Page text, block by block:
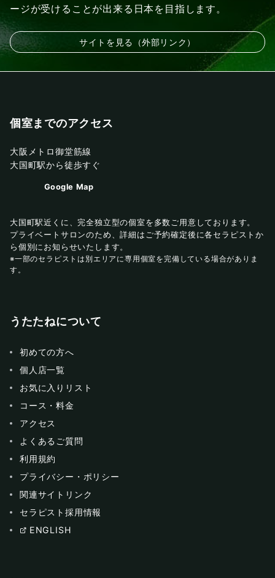
ージが受けることが出来る日本を目指します。
サイトを見る（外部リンク）
個室までのアクセス
大阪メトロ御堂筋線
大国町駅から徒歩すぐ
Google Map
大国町駅近くに、完全独立型の個室を多数ご用意しております。
プライベートサロンのため、詳細はご予約確定後に各セラピストか
ら個別にお知らせいたします。
※一部のセラピストは別エリアに専用個室を完備している場合がありま
す。
うたたねについて
初めての方へ
個人店一覧
お気に入りリスト
コース・料金
アクセス
よくあるご質問
利用規約
プライバシー・ポリシー
関連サイトリンク
セラピスト採用情報
ENGLISH